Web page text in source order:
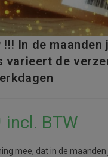
!!! In de maanden
varieert de
incl. BTW
mee, dat in de